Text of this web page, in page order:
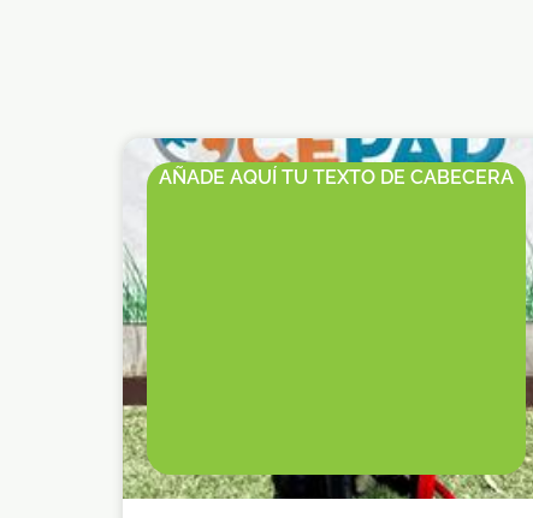
AÑADE AQUÍ TU TEXTO DE CABECERA